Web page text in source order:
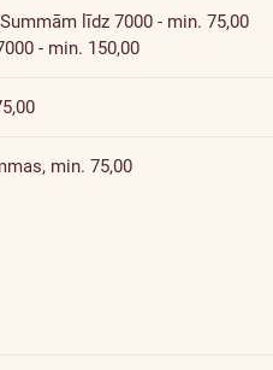
Summām līdz 7000 - min. 75,00
- min. 150,00
min. 75,00